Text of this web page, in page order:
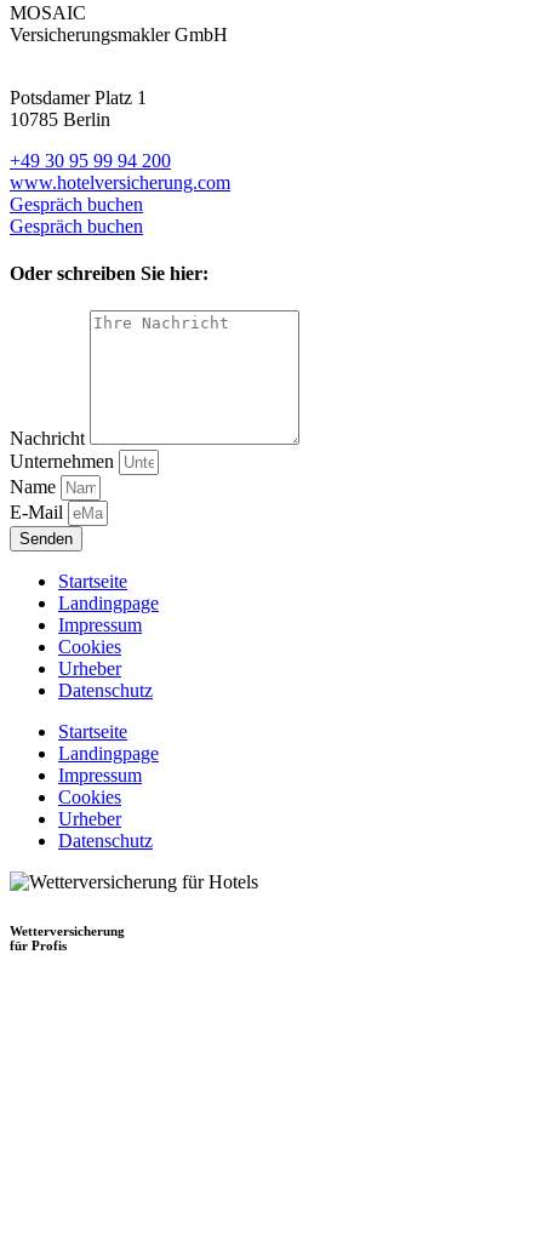
MOSAIC
Versicherungsmakler GmbH
Potsdamer Platz 1
10785 Berlin
+49 30 95 99 94 200
www.hotelversicherung.com
Gespräch buchen
Gespräch buchen
Oder schreiben Sie hier:
Nachricht
Unternehmen
Name
E-Mail
Senden
Startseite
Landingpage
Impressum
Cookies
Urheber
Datenschutz
Startseite
Landingpage
Impressum
Cookies
Urheber
Datenschutz
Wetterversicherung
für Profis